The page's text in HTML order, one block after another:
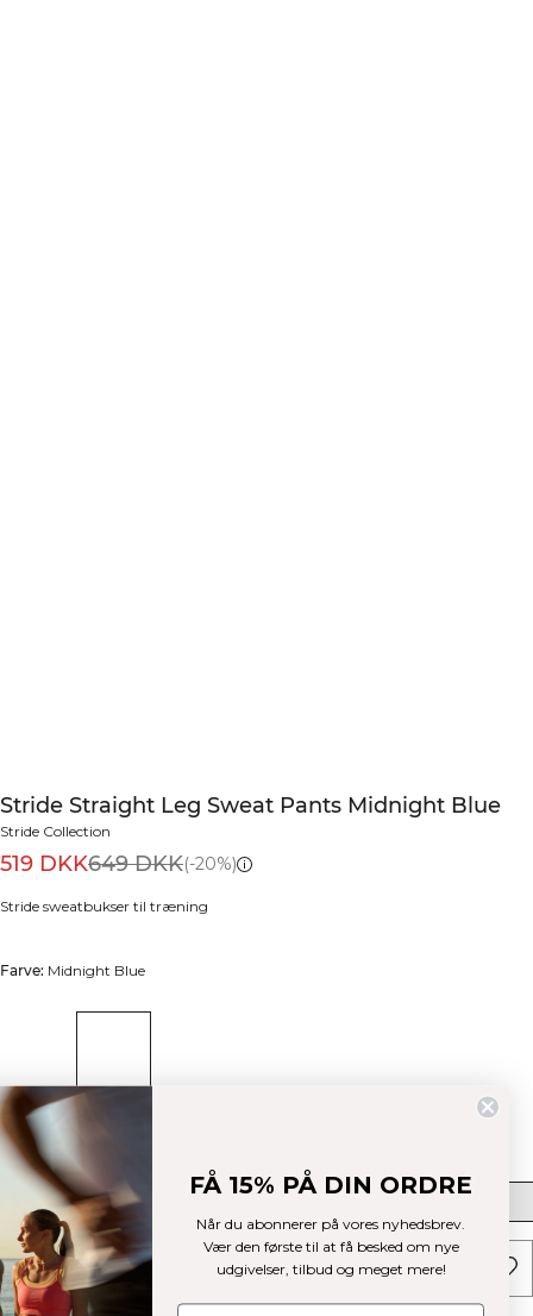
Stride Straight Leg Sweat Pants Midnight Blue
Stride Collection
519 DKK649 DKK(-20%)
Stride sweatbukser til træning
Farve: Midnight Blue
Størrelse
S
UDSOLGT - GIV MIG BESKED
FÅ 15% PÅ DIN ORDRE
Når du abonnerer på vores nyhedsbrev.
Vær den første til at få besked om nye
udgivelser, tilbud og meget mere!